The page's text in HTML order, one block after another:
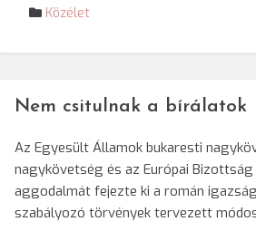
Közélet
Nem csitulnak a bírálatok
Az Egyesült Államok bukaresti
nagykövetség és az Európai Bizottság
aggodalmát fejezte ki a román
szabályozó törvények tervezett